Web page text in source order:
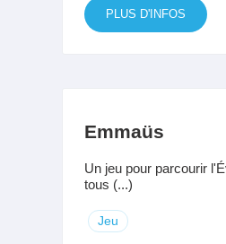
PLUS D'INFOS
Emmaüs
Un jeu pour parcourir
tous (...)
Jeu